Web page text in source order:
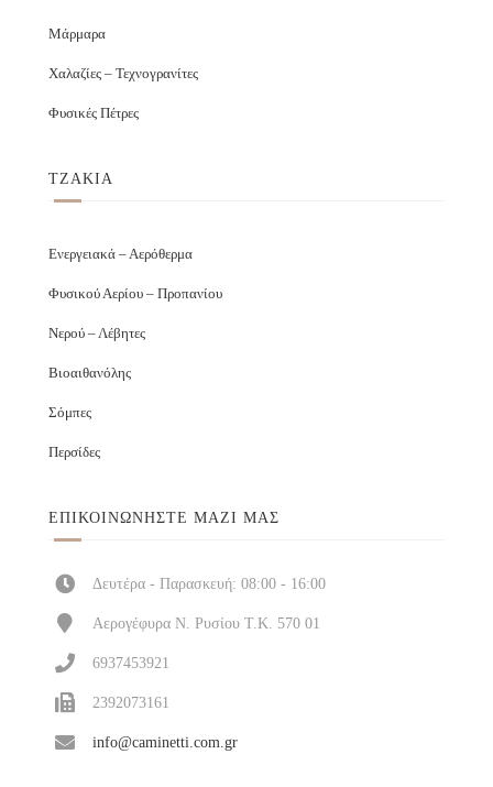
Μάρμαρα
Χαλαζίες – Τεχνογρανίτες
Φυσικές Πέτρες
ΤΖΑΚΙΑ
Ενεργειακά – Αερόθερμα
Φυσικού Αερίου – Προπανίου
Νερού – Λέβητες
Βιοαιθανόλης
Σόμπες
Περσίδες
ΕΠΙΚΟΙΝΩΝΉΣΤΕ ΜΑΖΊ ΜΑΣ
Δευτέρα - Παρασκευή: 08:00 - 16:00
Αερογέφυρα Ν. Ρυσίου Τ.Κ. 570 01
6937453921
2392073161
info@caminetti.com.gr